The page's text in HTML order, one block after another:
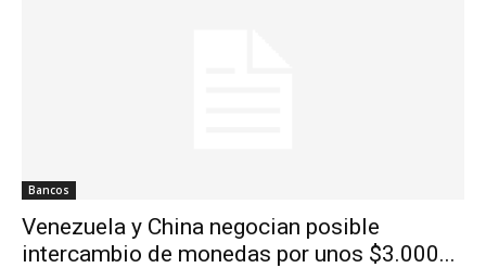
Bancos
Venezuela y China negocian posible
intercambio de monedas por unos $3.000...